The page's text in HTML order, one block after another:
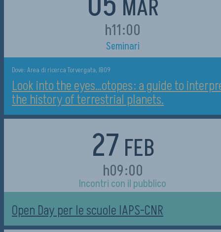
MAR
h11:00
Seminari
Dove: Area di ricerca Torvergata, IB09
Look into the eyes…otopes: a guide to
the history of terrestrial planets.
27 FEB
h09:00
Incontri con il pubblico
Open Day per le scuole IAPS-CNR